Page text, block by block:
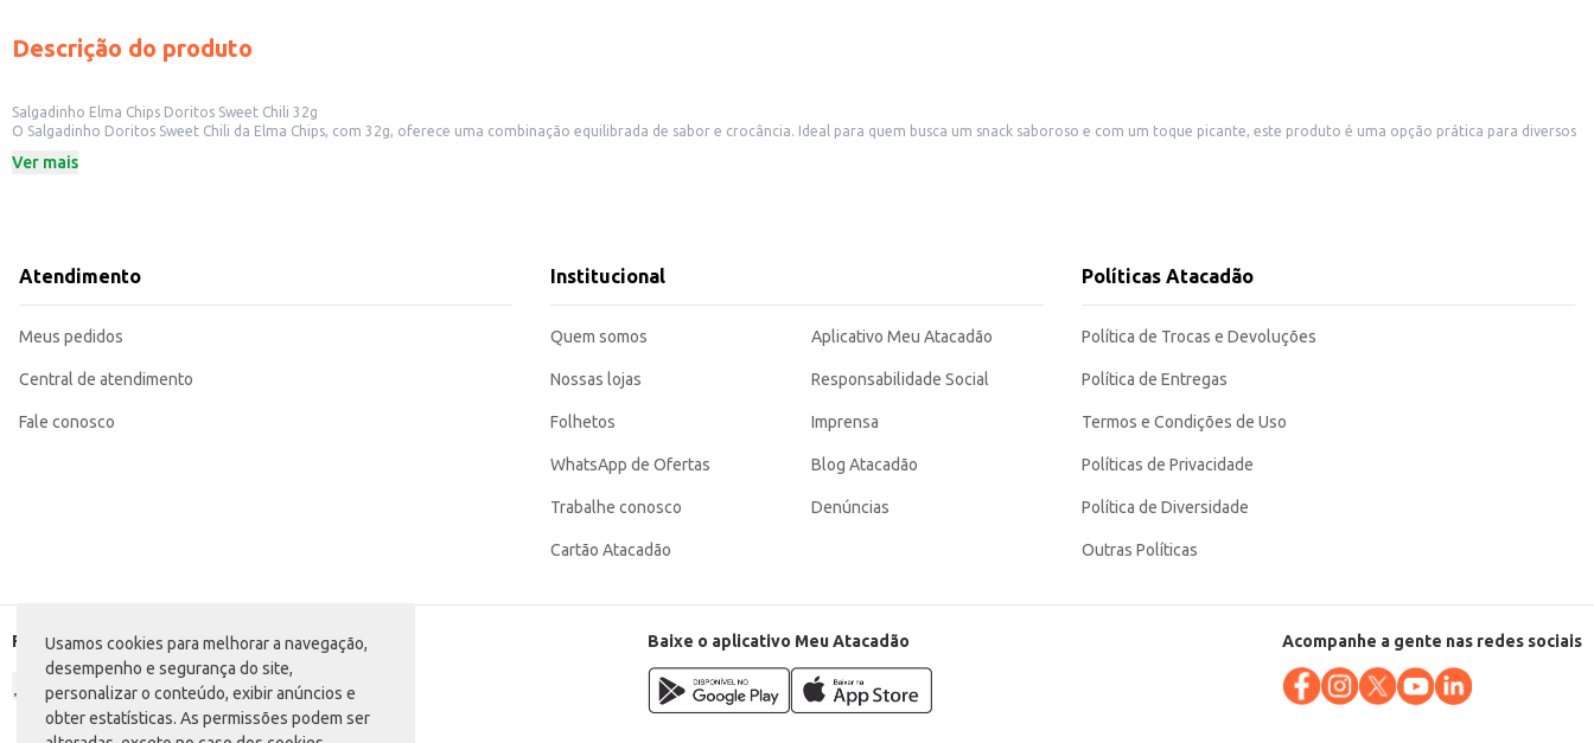
Usamos cookies para melhorar a navegação,
desempenho e segurança do site,
personalizar o conteúdo, exibir anúncios e
obter estatísticas. As permissões podem ser
Descrição do produto
Salgadinho Elma Chips Doritos Sweet Chili 32g
O Salgadinho Doritos Sweet Chili da Elma Chips, com 32g, oferece uma combinação equilibrada de sabor e crocância. Ideal para quem busca um snack saboroso e com um toque picante, este produto é uma opção prática para diversos
Perfeito para:
Sirva em festas e encontros com amigos.
Combine com outros petiscos e bebidas para uma experiência mais completa.
Ver mais
Atendimento
Meus pedidos
Central de atendimento
Fale conosco
Institucional
Quem somos
Nossas lojas
Folhetos
WhatsApp de Ofertas
Trabalhe conosco
Cartão Atacadão
Aplicativo Meu Atacadão
Responsabilidade Social
Imprensa
Blog Atacadão
Denúncias
Políticas Atacadão
Política de Trocas e Devoluções
Política de Entregas
Termos e Condições de Uso
Políticas de Privacidade
Política de Diversidade
Outras Políticas
Formas de pagamento Baixe o aplicativo Meu Atacadão Acompanhe a gente nas redes sociais